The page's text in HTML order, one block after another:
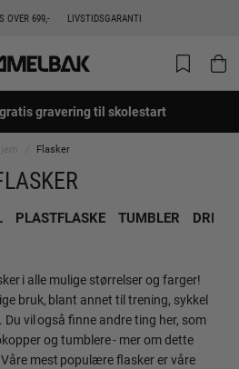
OVER 699,- LIVSTIDSGARANTI
gravering til skolestart
Flasker
PLASTFLASKE TUMBLER
i alle mulige størrelser og farger!
bruk, blant annet til trening, sykkel
vil også finne andre ting her, som
og tumblere - mer om dette
mest populære flasker er våre